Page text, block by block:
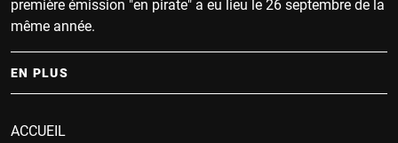
première émission "en pirate" a eu lieu le 26 septembre de la
même année.
EN PLUS
ACCUEIL